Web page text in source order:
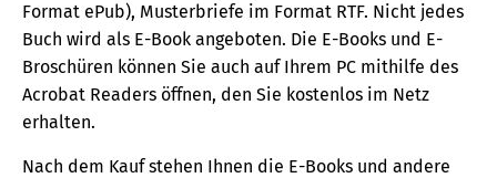
Format ePub), Musterbriefe im Format RTF. Nicht jedes
Buch wird als E-Book angeboten. Die E-Books und E-
Broschüren können Sie auch auf Ihrem PC mithilfe des
Acrobat Readers öffnen, den Sie kostenlos im Netz
erhalten.
Nach dem Kauf stehen Ihnen die E-Books und andere